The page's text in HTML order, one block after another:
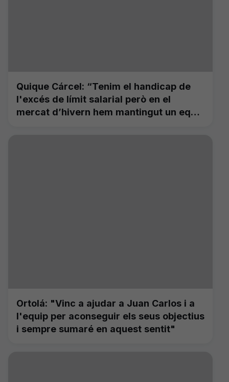
Quique Cárcel: “Tenim el handicap de
l'excés de límit salarial però en el
mercat d’hivern hem mantingut un equip
Ortolá: "Vinc a ajudar a Juan Carlos i a
l'equip per aconseguir els seus objectius
i sempre sumaré en aquest sentit"